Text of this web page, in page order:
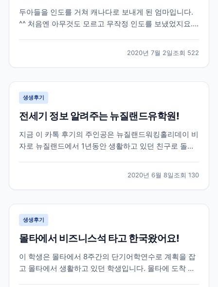
두아들을 인도를 거쳐 캐나다로 보내게 된 엄마입니다.
^^ 처음엔 아무것도 모르고 무작정 인도를 보냈었지요.
니다. 그러다가 큰아들이 캐나다에 정착하고싶고, 워터
루대학교를 목표로 가고싶다하길래 브레이크에듀를 알
게 되었고,...
2020년 7월 2일조회 522
생생후기
전세기 정보 알려주는 뉴질랜드유학원!
지금 이 카톡 후기의 주인공은 뉴질랜드워킹홀리데이 비
자로 뉴질랜드에서 1년동안 생활하고 있던 친구로 돌아
급해지면서 항공권에 대해 고민을 하기 시작했는데요!
그러던 중 주한 뉴질랜드 대사관에서 공지한 전세기 소
식이...
2020년 6월 8일조회 130
생생후기
몰타에서 비즈니스석 타고 한국왔어요!
이 학생은 몰타에서 8주간의 단기어학연수로 계획을 잡
고 몰타에서 생활하고 있던 학생입니다. 몰타에 도착 후